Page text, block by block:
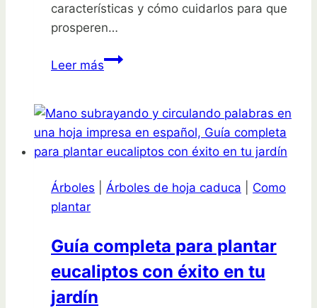
características y cómo cuidarlos para que
prosperen…
Leer másDescubre
de
los
robles
rápido
transformarán
tu
Árboles Árboles de hoja caduca
Como
plantar
Guía completa para plantar
eucaliptos con éxito en tu
jardín